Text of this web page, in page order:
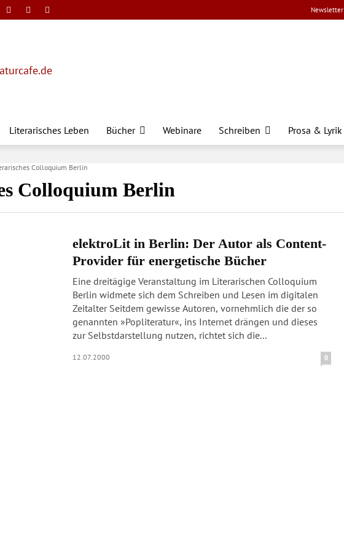
Newsletter
Literarisches Leben Bücher Webinare Schreiben Prosa & Lyrik
Colloquium Berlin
Colloquium Berlin
elektroLit in Berlin: Der Autor als Content-
Provider für energetische Bücher
Eine dreitägige Veranstaltung im Literarischen Colloquium
Berlin widmete sich dem Schreiben und Lesen im digitalen
Zeitalter Seitdem gewisse Autoren, vornehmlich die der so
genannten »Popliteratur«, ins Internet drängen und dieses
zur Selbstdarstellung nutzen, richtet sich die...
12.07.2000 0